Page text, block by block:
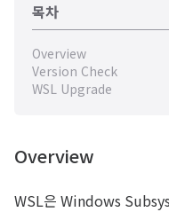
목차
Overview
Version Check
WSL Upgrade
Overview
WSL은 Windows